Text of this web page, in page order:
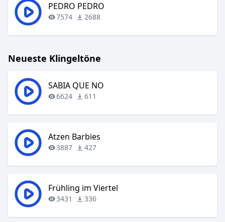
PEDRO PEDRO
7574 2688
Neueste Klingeltöne
SABIA QUE NO
6624 611
Atzen Barbies
3887 427
Frühling im Viertel
3431 336